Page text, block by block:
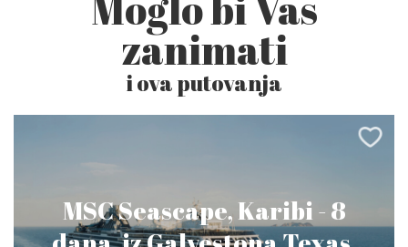
zanimati
i ova putovanja
MSC Seascape, Karibi - 8